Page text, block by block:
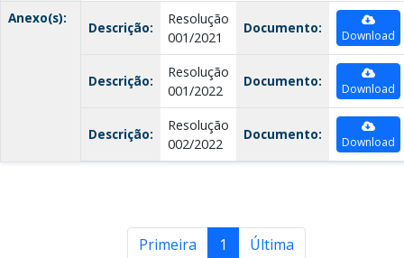
Anexo(s):
Descrição:
Resolução
001/2021
Documento: Download
Descrição:
Resolução
001/2022
Documento: Download
Descrição:
Resolução
002/2022
Documento: Download
Primeira 1 Última